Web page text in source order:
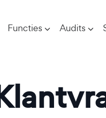
Functies Audits